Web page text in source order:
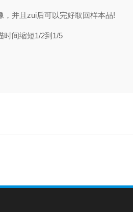
并且zui后可以完好取回样本品!
间缩短1/2到1/5